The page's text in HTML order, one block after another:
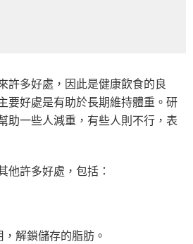
許多好處，因此是健康飲食的良
要好處是有助於長期維持體重。研
助一些人減重，有些人則不行，表
他許多好處，包括：
解鎖儲存的脂肪。